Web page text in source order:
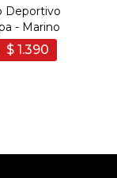
Deportivo
- Marino
$ 1.390